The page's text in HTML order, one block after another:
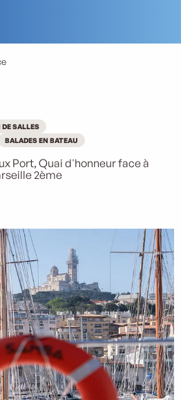
SALLES
BALADES EN BATEAU
Port, Quai d'honneur face à
2ème